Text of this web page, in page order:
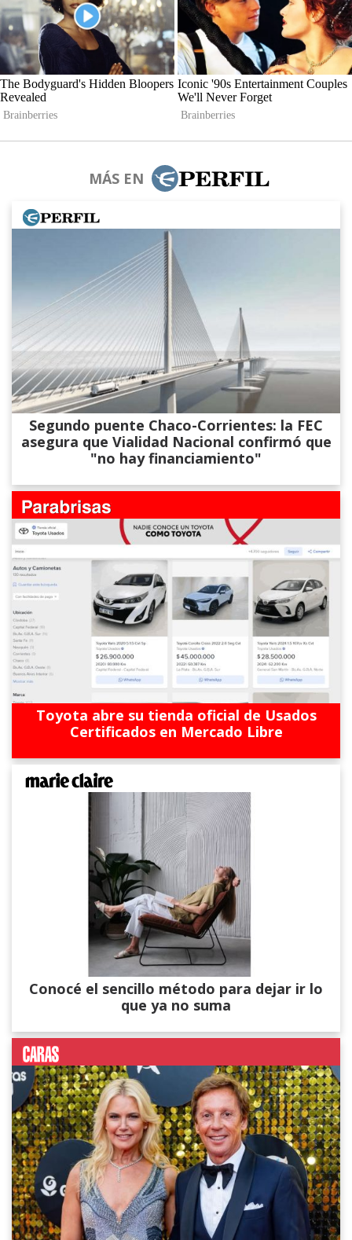
MÁS EN
Segundo puente Chaco-Corrientes: la FEC
asegura que Vialidad Nacional confirmó que
"no hay financiamiento"
Toyota abre su tienda oficial de Usados
Certificados en Mercado Libre
Conocé el sencillo método para dejar ir lo
que ya no suma